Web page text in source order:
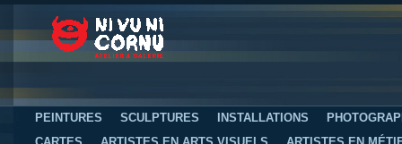
PEINTURES SCULPTURES INSTALLATIONS